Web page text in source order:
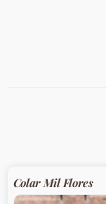
Colar Mil Flores